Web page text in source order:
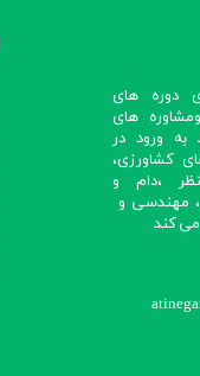
دوره های
های
به ورود در
کشاورزی،
،دام و
، مهندسی و
کند​​​​​​​